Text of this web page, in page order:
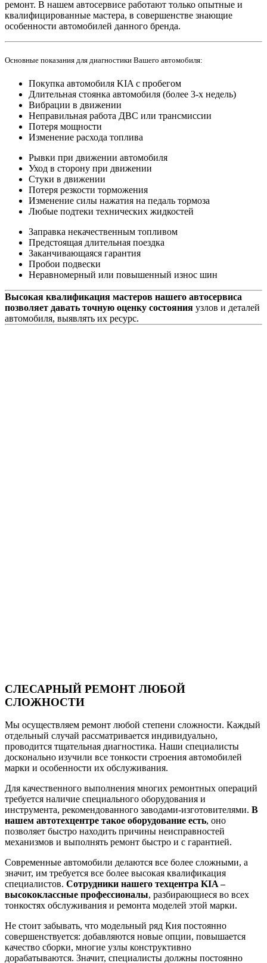
ремонт. В нашем автосервисе работают только опытные и
квалифицированные мастера, в совершенстве знающие
особенности автомобилей данного бренда.
Основные показания для диагностики Вашего автомобиля:
Покупка автомобиля KIA с пробегом
Длительная стоянка автомобиля (более 3-х недель)
Вибрации в движении
Неправильная работа ДВС или трансмиссии
Потеря мощности
Изменение расхода топлива
Рывки при движении автомобиля
Уход в сторону при движении
Стуки в движении
Потеря резкости торможения
Изменение силы нажатия на педаль тормоза
Любые подтеки технических жидкостей
Заправка некачественным топливом
Предстоящая длительная поездка
Заканчивающаяся гарантия
Пробои подвески
Неравномерный или повышенный износ шин
Высокая квалификация мастеров нашего автосервиса
позволяет давать точную оценку состояния узлов и деталей
автомобиля, выявлять их ресурс.
СЛЕСАРНЫЙ РЕМОНТ ЛЮБОЙ
СЛОЖНОСТИ
Мы осуществляем ремонт любой степени сложности. Каждый
отдельный случай рассматривается индивидуально,
проводится тщательная диагностика. Наши специалисты
досконально изучили все тонкости строения автомобилей
марки и особенности их обслуживания.
Для качественного выполнения многих ремонтных операций
требуется наличие специального оборудования и
инструмента, рекомендованного заводами-изготовителями. В
нашем автотехцентре такое оборудование есть, оно
позволяет быстро находить причины неисправностей
механизмов и выполнять ремонт быстро и с гарантией.
Современные автомобили делаются все более сложными, а
значит, им требуется все более высокая квалификация
специалистов. Сотрудники нашего техцентра KIA –
высококлассные профессионалы, разбирающиеся во всех
тонкостях обслуживания и ремонта моделей этой марки.
Не стоит забывать, что модельный ряд Кия постоянно
совершенствуется: добавляются новые опции, повышается
качество сборки, многие узлы конструктивно
дорабатываются. Значит, специалисты должны постоянно